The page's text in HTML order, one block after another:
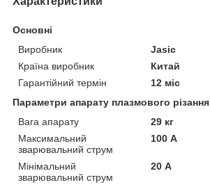
Основні
Виробник
Jasic
Країна виробник
Китай
Гарантійний термін
12 міс
Параметри апарату плазмового різання
Вага апарату
29 кг
Максимальний
зварювальний струм
100 А
Мінімальний
зварювальний струм
20 А